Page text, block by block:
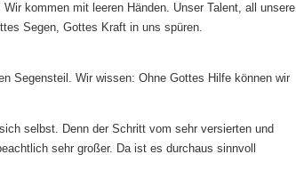
kommen mit leeren Händen. Unser Talent, all unsere
Segen, Gottes Kraft in uns spüren.
Segensteil. Wir wissen: Ohne Gottes Hilfe können wir
selbst. Denn der Schritt vom sehr versierten und
sehr großer. Da ist es durchaus sinnvoll